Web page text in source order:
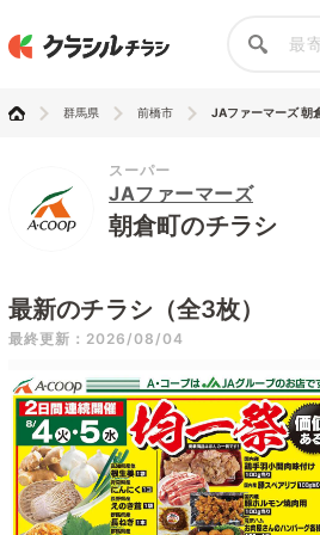
群馬県 前橋市 JAファーマーズ 朝
スーパー
JAファーマーズ
朝倉町のチラシ
最新のチラシ（全3枚）
最終更新：2026/08/04